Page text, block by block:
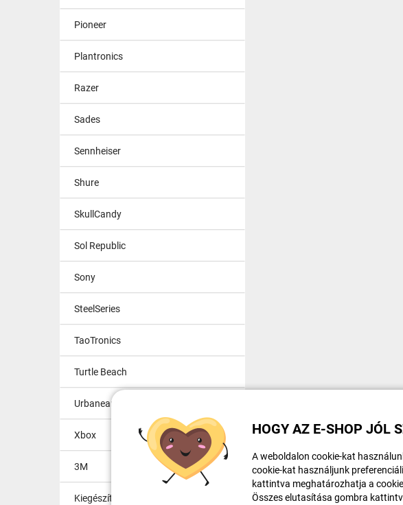
HOGY AZ E-SHOP JÓL
A weboldalon cookie-kat
cookie-kat használjunk
kattintva meghatározhatja a
Összes elutasítása gombra
Pioneer
Plantronics
Razer
Sades
Sennheiser
Shure
SkullCandy
Sol Republic
Sony
SteelSeries
TaoTronics
Turtle Beach
Urbanears Plattan
Xbox
3M
Kiegészítők